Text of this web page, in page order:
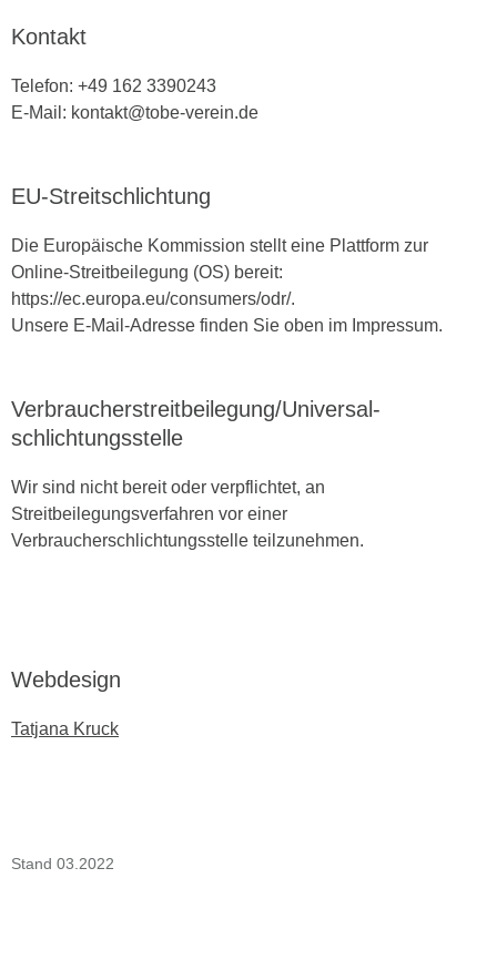
Kontakt
Telefon: +49 162 3390243
E-Mail: kontakt@tobe-verein.de
EU-Streitschlichtung
Die Europäische Kommission stellt eine Plattform zur
Online-Streitbeilegung (OS) bereit:
https://ec.europa.eu/consumers/odr/.
Unsere E-Mail-Adresse finden Sie oben im Impressum.
Verbraucher­streit­beilegung/Universal­
schlichtungs­stelle
Wir sind nicht bereit oder verpflichtet, an
Streitbeilegungsverfahren vor einer
Verbraucherschlichtungsstelle teilzunehmen.
Webdesign
Tatjana Kruck
Stand 03.2022